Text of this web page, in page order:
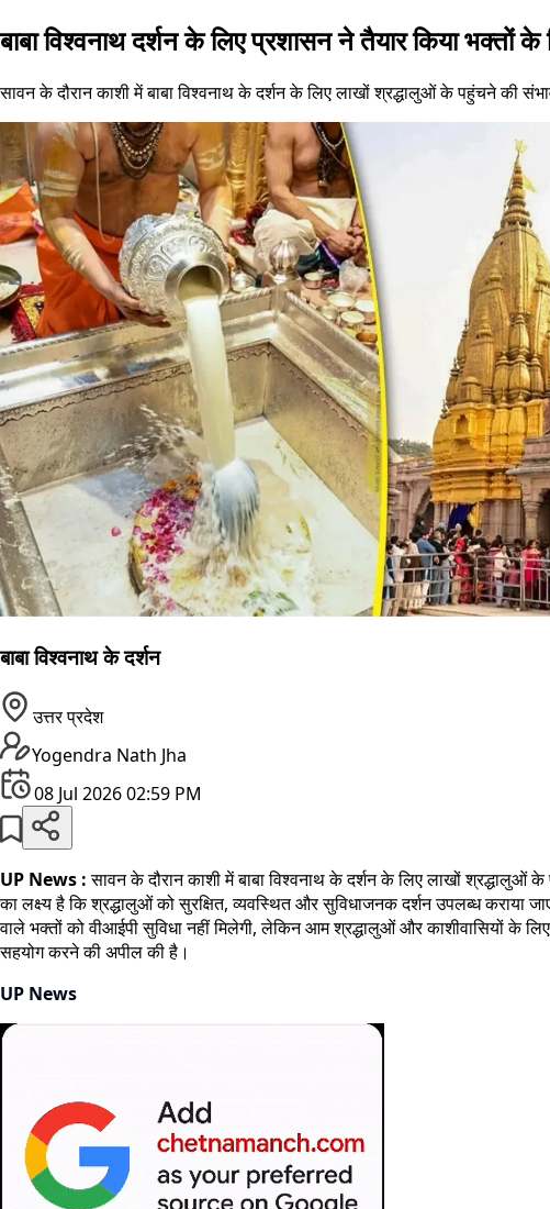
बाबा विश्वनाथ दर्शन के लिए प्रशासन ने तैयार किया भक्तों के
सावन के दौरान काशी में बाबा विश्वनाथ के दर्शन के लिए लाखों श्रद्धालुओं के पहुंचने की
बाबा विश्वनाथ के दर्शन
उत्तर प्रदेश
Yogendra Nath Jha
08 Jul 2026 02:59 PM
UP News :सावन के दौरान काशी में बाबा विश्वनाथ के दर्शन के लिए लाखों
का लक्ष्य है कि श्रद्धालुओं को सुरक्षित, व्यवस्थित और सुविधाजनक दर्शन उपलब्ध कराया
वाले भक्तों को वीआईपी सुविधा नहीं मिलेगी, लेकिन आम श्रद्धालुओं और काशीवासियों के
सहयोग करने की अपील की है।
UP News